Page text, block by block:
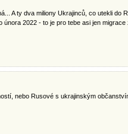
A ty dva miliony Ukrajinců, co utekli do
února 2022 - to je pro tebe asi jen migrace
nebo Rusové s ukrajinským